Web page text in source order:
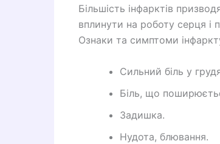
Більшість інфарктів
вплинути на роботу серця і
Ознаки та симптоми
Сильний біль у
Біль, що
Задишка.
Нудота, блювання.